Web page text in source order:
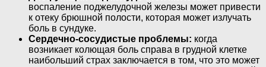
воспаление поджелудочной железы может привести
к отеку брюшной полости, которая может излучать
боль в сундуке.
Сердечно-сосудистые проблемы: когда
возникает колющая боль справа в грудной клетке
наибольший страх заключается в том, что это может